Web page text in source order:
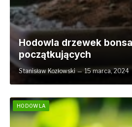
Hodowla drzewek
początkujących
Stanisław Kozłowski 15 marca, 2024
HODOWLA